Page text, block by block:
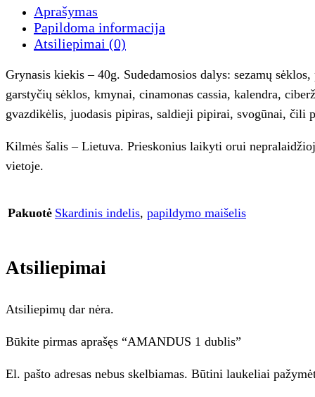
Aprašymas
Papildoma informacija
Atsiliepimai (0)
Grynasis kiekis – 40g. Sudedamosios dalys: sezamų
garstyčių sėklos, kmynai, cinamonas cassia, kalendra,
gvazdikėlis, juodasis pipiras, saldieji pipirai, svogūnai, čili
Kilmės šalis – Lietuva. Prieskonius laikyti orui
vietoje.
Pakuotė Skardinis indelis, papildymo maišelis
Atsiliepimai
Atsiliepimų dar nėra.
Būkite pirmas aprašęs “AMANDUS 1 dublis”
El. pašto adresas nebus skelbiamas. Būtini laukeliai